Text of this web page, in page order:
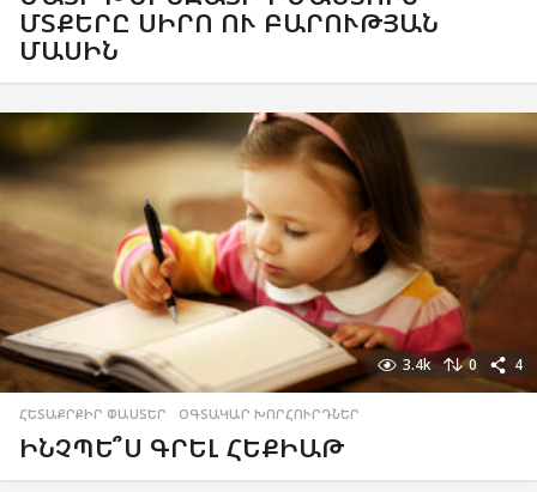
ՄՏՔԵՐԸ ՍԻՐՈ ՈՒ ԲԱՐՈՒԹՅԱՆ
ՄԱՍԻՆ
3.4k 0 4
ՀԵՏԱՔՐՔԻՐ ՓԱՍՏԵՐ ,ՕԳՏԱԿԱՐ ԽՈՐՀՈՒՐԴՆԵՐ
ԻՆՉՊԵ՞Ս ԳՐԵԼ ՀԵՔԻԱԹ